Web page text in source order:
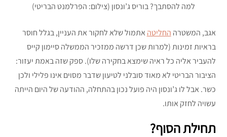
למה להסתבך? בוריס ג’ונסון (צילום: הפרלמנט הבריטי)
אגב, המשטרה החליטה אתמול שלא לחקור את העניין, בגלל חוסר
בראיות זמינות (למרות שכן דרשה ממזכיר הממשלה סיימון קייס
להעביר אליה כל ראיה שימצא בחקירה שלו). ספק שזה באמת יעזור:
הציבור הבריטי לא מאוד סובלני לטיעון שדבר מסוים אינו פלילי ולכן
כשר. אבל לו ג’ונסון היה פועל נכון בהתחלה, ההודעה של היום הייתה
עשויה לחזק אותו.
תחילת הסוף?